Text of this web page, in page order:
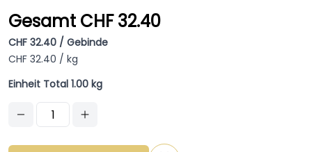
Gesamt CHF 32.40
CHF 32.40 / Gebinde
CHF 32.40 / kg
Einheit Total 1.00 kg